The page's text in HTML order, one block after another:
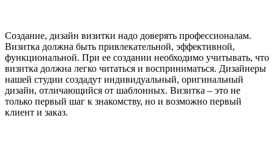
Создание, дизайн визитки надо доверять профессионалам.
Визитка должна быть привлекательной, эффективной,
функциональной. При ее создании необходимо учитывать, что
визитка должна легко читаться и восприниматься. Дизайнеры
нашей студии создадут индивидуальный, оригинальный
дизайн, отличающийся от шаблонных. Визитка – это не
только первый шаг к знакомству, но и возможно первый
клиент и заказ.